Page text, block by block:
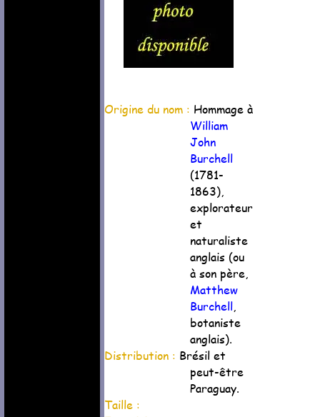
Origine du nom : Hommage à
William
John
Burchell
(1781-
1863),
explorateur
et
naturaliste
anglais (ou
à son père,
Matthew
Burchell,
botaniste
anglais).
Distribution : Brésil et
peut-être
Paraguay.
Taille :